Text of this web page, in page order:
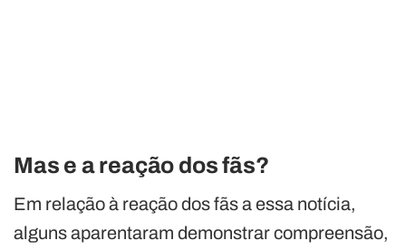
Mas e a reação dos fãs?
Em relação à reação dos fãs a essa notícia,
alguns aparentaram demonstrar compreensão,